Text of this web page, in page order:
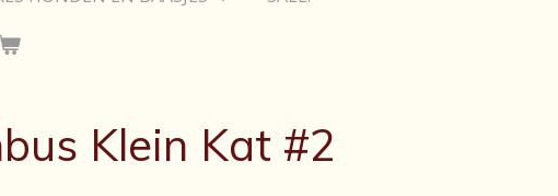
Klein Kat #2